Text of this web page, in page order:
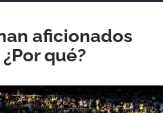
aficionados
qué?